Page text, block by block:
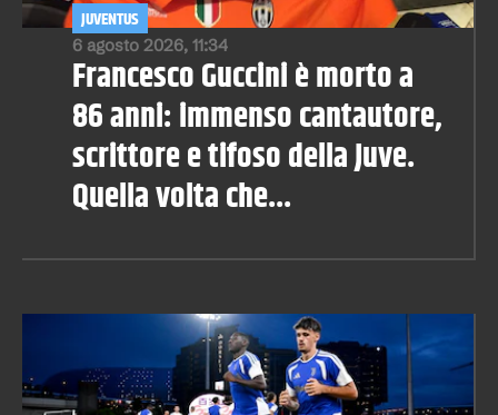
6 agosto 2026, 11:34
JUVENTUS
Francesco Guccini è morto a
86 anni: immenso cantautore,
scrittore e tifoso della Juve.
Quella volta che...